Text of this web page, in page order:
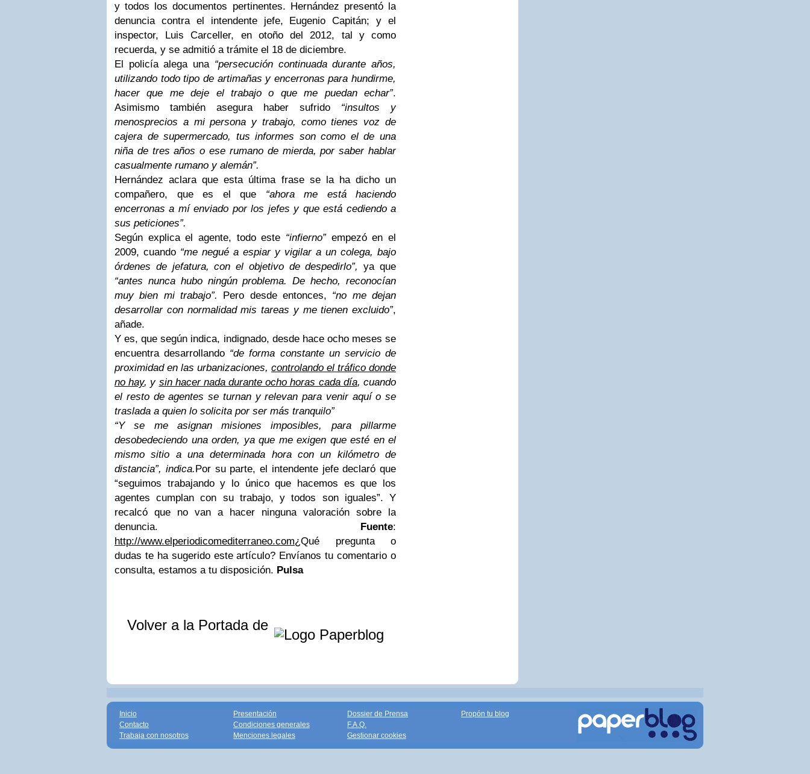
y todos los documentos pertinentes. Hernández presentó la
denuncia contra el intendente jefe, Eugenio Capitán; y el
inspector, Luis Carceller, en otoño del 2012, tal y como
recuerda, y se admitió a trámite el 18 de diciembre.
El policía alega una “persecución continuada durante años,
utilizando todo tipo de artimañas y encerronas para hundirme,
hacer que me deje el trabajo o que me puedan echar”.
Asimismo también asegura haber sufrido “insultos y
menosprecios a mi persona y trabajo, como tienes voz de
cajera de supermercado, tus informes son como el de una
niña de tres años o ese rumano de mierda, por saber hablar
casualmente rumano y alemán”.
Hernández aclara que esta última frase se la ha dicho un
compañero, que es el que “ahora me está haciendo
encerronas a mí enviado por los jefes y que está cediendo a
sus peticiones”.
Según explica el agente, todo este “infierno”empezó en el
2009, cuando “me negué a espiar y vigilar a un colega, bajo
órdenes de jefatura, con el objetivo de despedirlo”, ya que
“antes nunca hubo ningún problema. De hecho, reconocían
muy bien mi trabajo”.
Pero desde entonces, “no me dejan
desarrollar con normalidad mis tareas y me tienen excluido”,
añade.
Y es, que según indica, indignado, desde hace ocho meses se
encuentra desarrollando “de forma constante un servicio de
proximidad en las urbanizaciones, controlando el tráfico donde
no hay, y sin hacer nada durante ocho horas cada día, cuando
el resto de agentes se turnan y relevan para venir aquí o se
traslada a quien lo solicita por ser más tranquilo”
“Y se me asignan misiones imposibles, para pillarme
desobedeciendo una orden, ya que me exigen que esté en el
mismo sitio a una determinada hora con un kilómetro de
distancia”, indica.Por su parte, el intendente jefe declaró que
“seguimos trabajando y lo único que hacemos es que los
agentes cumplan con su trabajo, y todos son iguales”. Y
recalcó que no van a hacer ninguna valoración sobre la
denuncia. Fuente:
http://www.elperiodicomediterraneo.com¿Qué pregunta o
dudas te ha sugerido este artículo? Envíanos tu comentario o
consulta, estamos a tu disposición. Pulsa
Volver a la Portada de
Inicio
Contacto
Trabaja con nosotros
Presentación
Condiciones generales
Menciones legales
Dossier de Prensa
F.A.Q.
Gestionar cookies
Propón tu blog